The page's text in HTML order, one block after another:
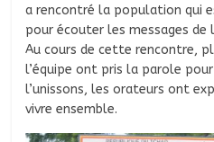
a rencontré la population qui
pour écouter les messages de
Au cours de cette rencontre,
l’équipe ont pris la parole
l’unissons, les orateurs ont
vivre ensemble.